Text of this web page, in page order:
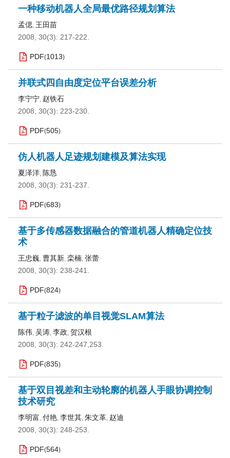
一种移动机器人全局最优路径规划算法
孟偲, 王田苗
2008, 30(3): 217-222.
PDF(1013)
并联式四自由度定位平台误差分析
李宁宁, 赵铁石
2008, 30(3): 223-230.
PDF(505)
仿人机器人足迹规划建模及算法实现
夏泽洋, 陈恳
2008, 30(3): 231-237.
PDF(683)
基于多传感器数据融合的管道机器人精确定位技
术
王忠巍, 曹其新, 栾楠, 张蕾
2008, 30(3): 238-241.
PDF(824)
基于粒子滤波的单目视觉SLAM算法
陈伟, 吴涛, 李政, 贺汉根
2008, 30(3): 242-247,253.
PDF(835)
基于双目视差和主动轮廓的机器人手眼协调控制
技术研究
李明富, 付艳, 李世其, 朱文革, 赵迪
2008, 30(3): 248-253.
PDF(564)